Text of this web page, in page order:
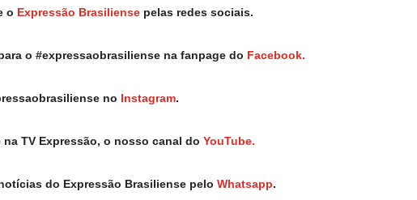
o Expressão Brasiliense pelas redes sociais.
o #expressaobrasiliense na fanpage do Facebook.
no Instagram.
na TV Expressão, o nosso canal do YouTube.
do Expressão Brasiliense pelo Whatsapp.